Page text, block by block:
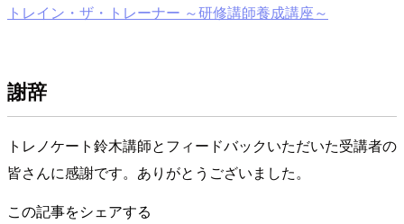
トレイン・ザ・トレーナー ～研修講師養成講座～
謝辞
トレノケート鈴木講師とフィードバックいただいた受講者の
皆さんに感謝です。ありがとうございました。
この記事をシェアする